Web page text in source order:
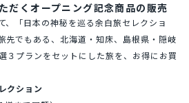
だくオープニング記念商品の販売
、「日本の神秘を巡る余白旅セレクショ
先でもある、北海道・知床、島根県・隠岐
３プランをセットにした旅を、お得にお買
クション